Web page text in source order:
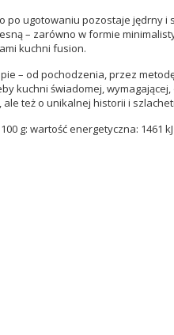
po ugotowaniu pozostaje
– zarówno w formie
kuchni fusion.
– od pochodzenia, przez
kuchni świadomej,
też o unikalnej historii i
g: wartość energetyczna: 1461